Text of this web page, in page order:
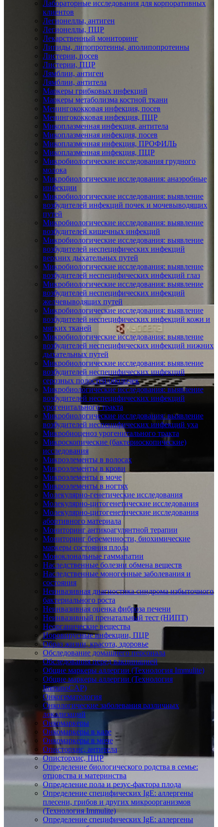
Лабораторные исследования для корпоративных
клиентов
Легионеллы, антиген
Легионеллы, ПЦР
Лекарственный мониторинг
Липиды, липопротеины, аполипопротеины
Листерии, посев
Листерии, ПЦР
Лямблии, антиген
Лямблии, антитела
Маркеры грибковых инфекций
Маркеры метаболизма костной ткани
Менингококковая инфекция, посев
Менингококковая инфекция, ПЦР
Микоплазменная инфекция, антитела
Микоплазменная инфекция, посев
Микоплазменная инфекция, ПРОФИЛЬ
Микоплазменная инфекция, ПЦР
Микробиологические исследования грудного
молока
Микробиологические исследования: анаэробные
инфекции
Микробиологические исследования: выявление
возбудителей инфекций почек и мочевыводящих
путей
Микробиологические исследования: выявление
возбудителей кишечных инфекций
Микробиологические исследования: выявление
возбудителей неспецифических инфекций
верхних дыхательных путей
Микробиологические исследования: выявление
возбудителей неспецифических инфекций глаз
Микробиологические исследования: выявление
возбудителей неспецифических инфекций
желчевыводящих путей
Микробиологические исследования: выявление
возбудителей неспецифических инфекций кожи и
мягких тканей
Микробиологические исследования: выявление
возбудителей неспецифических инфекций нижних
дыхательных путей
Микробиологические исследования: выявление
возбудителей неспецифических инфекций
серозных полостей/оболочек
Микробиологические исследования: выявление
возбудителей неспецифических инфекций
урогенитального тракта
Микробиологические исследования: выявление
возбудителей неспецифических инфекций уха
Микробиоценоз урогенитального тракта
Микроскопические (бактериоскопические)
исследования
Микроэлементы в волосах
Микроэлементы в крови
Микроэлементы в моче
Микроэлементы в ногтях
Молекулярно-генетические исследования
Молекулярно-цитогенетические исследования
Молекулярно-цитогенетические исследования
абортивного материала
Мониторинг антикоагулянтной терапии
Мониторинг беременности, биохимические
маркеры состояния плода
Моноклональные гаммапатии
Наследственные болезни обмена веществ
Наследственные моногенные заболевания и
состояния
Неинвазивная диагностика синдрома избыточного
бактериального роста
Неинвазивная оценка фиброза печени
Неинвазивный пренатальный тест (НИПТ)
Неорганические вещества
Норовирусные инфекции, ПЦР
Образ жизни, красота, здоровье
Обследование домашнего персонала
Обследования перед вакцинацией
Общие маркеры аллергии (Технология Immulite)
Общие маркеры аллергии (Технология
ImmunoCAP)
Онкогематология
Онкологические заболевания различных
локализаций
Онкомаркеры
Онкомаркеры в кале
Онкомаркеры в моче
Описторхис, антитела
Описторхис, ПЦР
Определение биологического родства в семье:
отцовства и материнства
Определение пола и резус-фактора плода
Определение специфических IgE: аллергены
плесени, грибов и других микроорганизмов
(Технология Immulite)
Определение специфических IgE: аллергены